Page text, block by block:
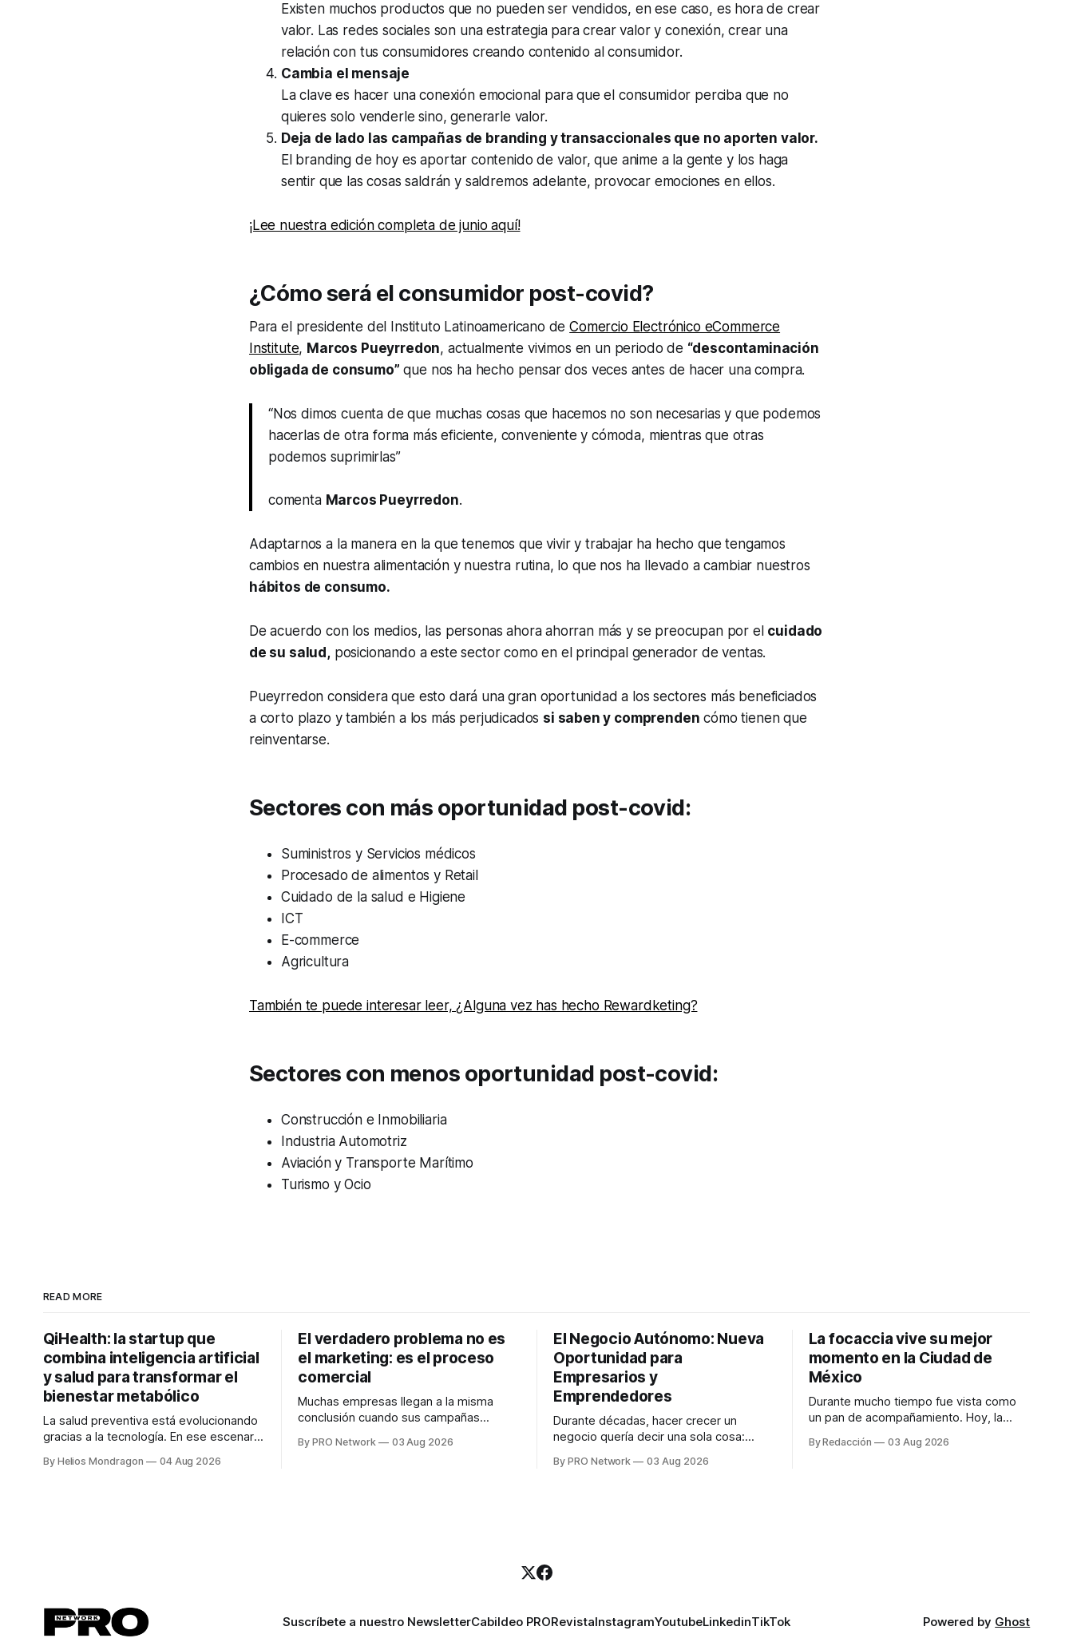
Existen muchos productos que no pueden ser vendidos, en ese caso, es hora de crear
valor. Las redes sociales son una estrategia para crear valor y conexión, crear una
relación con tus consumidores creando contenido al consumidor.
Cambia el mensaje
La clave es hacer una conexión emocional para que el consumidor perciba que no
quieres solo venderle sino, generarle valor.
Deja de lado las campañas de branding y transaccionales que no aporten valor.
El branding de hoy es aportar contenido de valor, que anime a la gente y los haga
sentir que las cosas saldrán y saldremos adelante, provocar emociones en ellos.
¡Lee nuestra edición completa de junio aquí!
¿Cómo será el consumidor post-covid?
Para el presidente del Instituto Latinoamericano deComercio Electrónico eCommerce
Institute, Marcos Pueyrredon, actualmente vivimos en un periodo de “descontaminación
obligada de consumo” que nos ha hecho pensar dos veces antes de hacer una compra.
“Nos dimos cuenta de que muchas cosas que hacemos no son necesarias y que podemos
hacerlas de otra forma más eficiente, conveniente y cómoda, mientras que otras
podemos suprimirlas”
comenta Marcos Pueyrredon.
Adaptarnos a la manera en la que tenemos que vivir y trabajar ha hecho que tengamos
cambios en nuestra alimentación y nuestra rutina, lo que nos ha llevado a cambiar nuestros
hábitos de consumo.
De acuerdo con los medios, las personas ahora ahorran más y se preocupan por el cuidado
de su salud,posicionando a este sector como en el principal generador de ventas.
Pueyrredon considera que esto dará una gran oportunidad a los sectores más beneficiados
a corto plazo y también a los más perjudicados si saben y comprenden cómo tienen que
reinventarse.
Sectores con más oportunidad post-covid:
Suministros y Servicios médicos
Procesado de alimentos y Retail
Cuidado de la salud e Higiene
ICT
E-commerce
Agricultura
También te puede interesar leer, ¿Alguna vez has hecho Rewardketing?
Sectores con menos oportunidad post-covid:
Construcción e Inmobiliaria
Industria Automotriz
Aviación y Transporte Marítimo
Turismo y Ocio
READ MORE
QiHealth: la startup que
combina inteligencia artificial
y salud para transformar el
bienestar metabólico
La salud preventiva está evolucionando
gracias a la tecnología. En ese escenario
desarrolla un ecosistema digital capaz
By Helios Mondragon 04 Aug 2026
El verdadero problema no es
el marketing: es el proceso
comercial
Muchas empresas llegan a la misma
conclusión cuando sus campañas
marketing no funciona". Sin embargo,
By PRO Network 03 Aug 2026
El Negocio Autónomo: Nueva
Oportunidad para
Empresarios y
Emprendedores
Durante décadas, hacer crecer un
negocio quería decir una sola cosa:
anuncios, un especialista en marketing
By PRO Network 03 Aug 2026
La focaccia vive su mejor
momento en la Ciudad de
México
Durante mucho tiempo fue vista como
un pan de acompañamiento. Hoy, la
platillos favoritos de quienes buscan
By Redacción 03 Aug 2026
Suscríbete a nuestro NewsletterCabildeo PRORevistaInstagramYoutubeLinkedinTikTok Powered by Ghost